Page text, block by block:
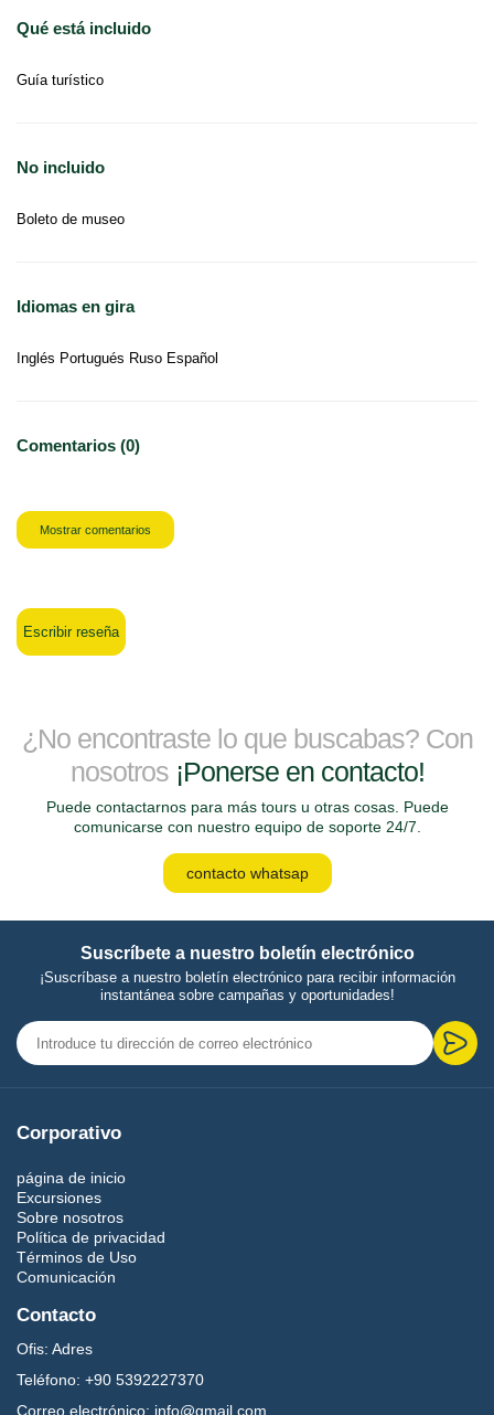
Qué está incluido
Guía turístico
No incluido
Boleto de museo
Idiomas en gira
Inglés Portugués Ruso Español
Comentarios (0)
Mostrar comentarios
Escribir reseña
¿No encontraste lo que buscabas? Con
nosotros ¡Ponerse en contacto!
Puede contactarnos para más tours u otras cosas. Puede
comunicarse con nuestro equipo de soporte 24/7.
contacto whatsap
Suscríbete a nuestro boletín electrónico
¡Suscríbase a nuestro boletín electrónico para recibir información
instantánea sobre campañas y oportunidades!
Corporativo
página de inicio
Excursiones
Sobre nosotros
Política de privacidad
Términos de Uso
Comunicación
Contacto
Ofis: Adres
Teléfono: +90 5392227370
Correo electrónico: info@gmail.com